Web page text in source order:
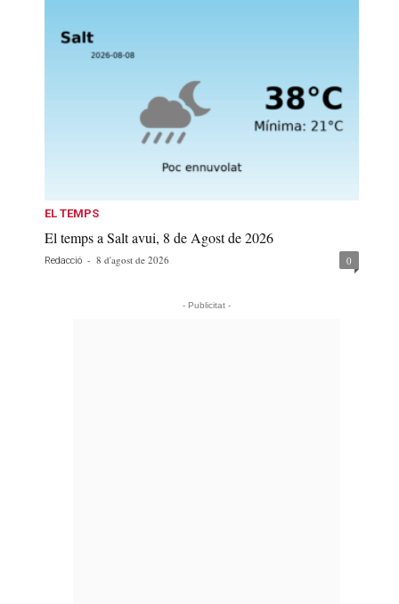
EL TEMPS
El temps a Salt avui, 8 de Agost de 2026
Redacció - 8 d'agost de 2026 0
- Publicitat -